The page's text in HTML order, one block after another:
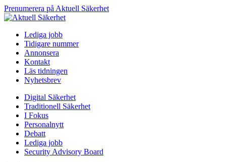
Prenumerera på Aktuell Säkerhet
Lediga jobb
Tidigare nummer
Annonsera
Kontakt
Läs tidningen
Nyhetsbrev
Digital Säkerhet
Traditionell Säkerhet
I Fokus
Personalnytt
Debatt
Lediga jobb
Security Advisory Board